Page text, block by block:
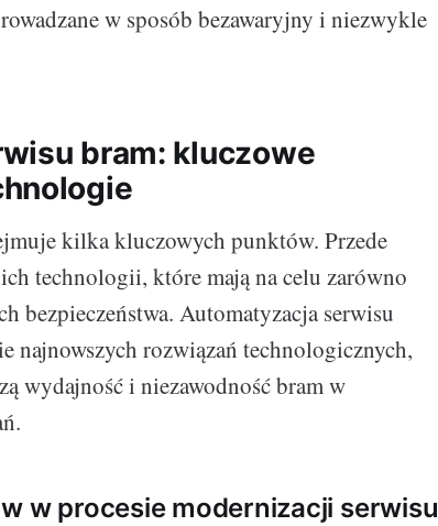
w sposób bezawaryjny i niezwykle
bram: kluczowe
kilka kluczowych punktów. Przede
technologii, które mają na celu zarówno
bezpieczeństwa. Automatyzacja serwisu
najnowszych rozwiązań technologicznych,
wydajność i niezawodność bram w
w procesie modernizacji serwisu